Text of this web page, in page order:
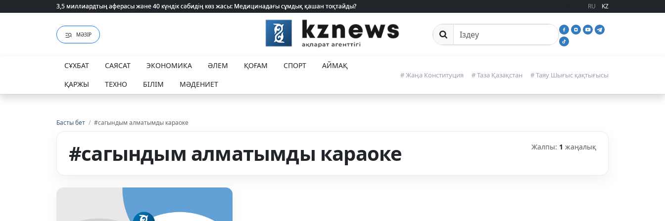
3,5 миллиардтың аферасы және 40 күндік сәбидің көз жасы: Медицинадағы сұмдық қашан тоқтайды?
3,5 миллиардтың аферасы және 40 күндік сәбидің көз жасы: Медицинадағы сұмдық қашан тоқтайды? RU KZ
МӘЗІР Сайттан іздеу
СҰХБАТ САЯСАТ ЭКОНОМИКА ӘЛЕМ ҚОҒАМ СПОРТ
АЙМАҚ
ҚАРЖЫ
ТЕХНО БІЛІМ МӘДЕНИЕТ
# Жаңа Конституция # Таза Қазақстан # Таяу Шығыс қақтығысы
Басты бет / #сагындым алматымды караоке
#сагындым алматымды караоке Жалпы: 1 жаңалық